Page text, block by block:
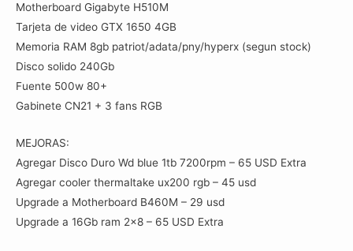
ssd
Motherboard Gigabyte H510M
Tarjeta de video GTX 1650 4GB
Memoria RAM 8gb patriot/adata/pny/hyperx (segun stock)
Disco solido 240Gb
Fuente 500w 80+
Gabinete CN21 + 3 fans RGB
MEJORAS:
Agregar Disco Duro Wd blue 1tb 7200rpm – 65 USD Extra
Agregar cooler thermaltake ux200 rgb – 45 usd
Upgrade a Motherboard B460M – 29 usd
Upgrade a 16Gb ram 2×8 – 65 USD Extra